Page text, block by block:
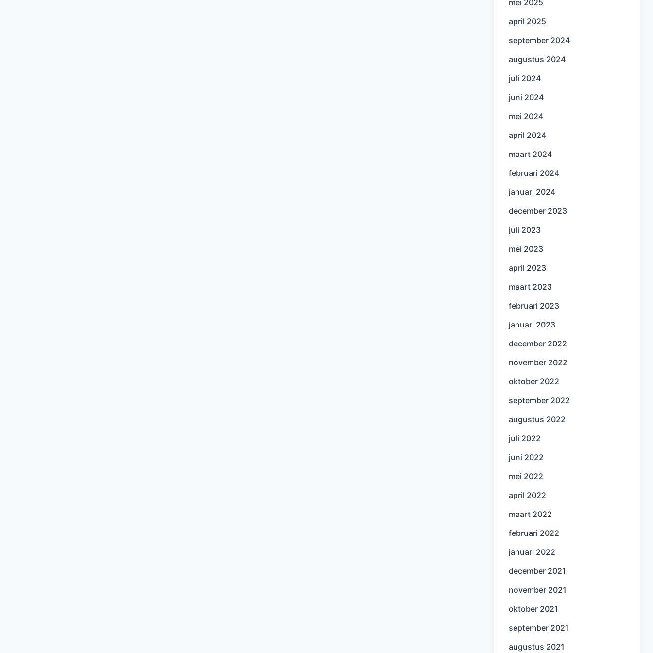
mei 2025
april 2025
september 2024
augustus 2024
juli 2024
juni 2024
mei 2024
april 2024
maart 2024
februari 2024
januari 2024
december 2023
juli 2023
mei 2023
april 2023
maart 2023
februari 2023
januari 2023
december 2022
november 2022
oktober 2022
september 2022
augustus 2022
juli 2022
juni 2022
mei 2022
april 2022
maart 2022
februari 2022
januari 2022
december 2021
november 2021
oktober 2021
september 2021
augustus 2021